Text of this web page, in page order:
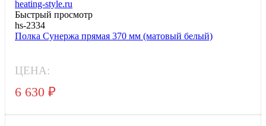
Быстрый просмотр
hs-2334
Полка Сунержа прямая 370 мм (матовый белый)
ЦЕНА:
6 630 ₽